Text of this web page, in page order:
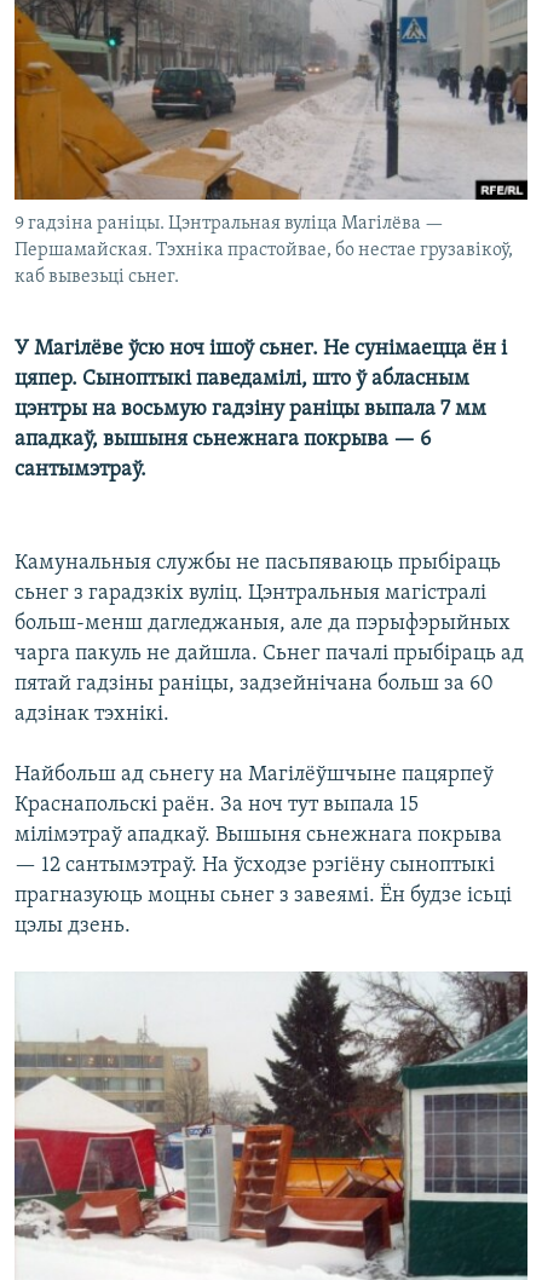
КУЛЬТУРА
КАЛЯНДАР
МОВА
НА ХВАЛЯХ СВАБОДЫ
9 гадзіна раніцы. Цэнтральная вуліца Магілёва —
Першамайская. Тэхніка прастойвае, бо нестае грузавікоў,
каб вывезьці сьнег.
У Магілёве ўсю ноч ішоў сьнег. Не сунімаецца ён і
цяпер. Сыноптыкі паведамілі, што ў абласным
цэнтры на восьмую гадзіну раніцы выпала 7 мм
ападкаў, вышыня сьнежнага покрыва — 6
сантымэтраў.
Камунальныя службы не пасьпяваюць прыбіраць
сьнег з гарадзкіх вуліц. Цэнтральныя магістралі
больш-менш дагледжаныя, але да пэрыфэрыйных
чарга пакуль не дайшла. Сьнег пачалі прыбіраць ад
пятай гадзіны раніцы, задзейнічана больш за 60
адзінак тэхнікі.
Найбольш ад сьнегу на Магілёўшчыне пацярпеў
Краснапольскі раён. За ноч тут выпала 15
мілімэтраў ападкаў. Вышыня сьнежнага покрыва
— 12 сантымэтраў. На ўсходзе рэгіёну сыноптыкі
прагназуюць моцны сьнег з завеямі. Ён будзе ісьці
цэлы дзень.